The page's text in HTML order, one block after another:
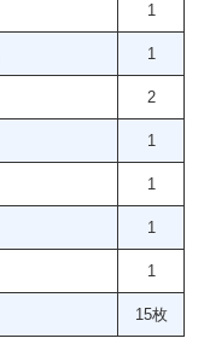
1
1
2
1
1
1
1
15枚